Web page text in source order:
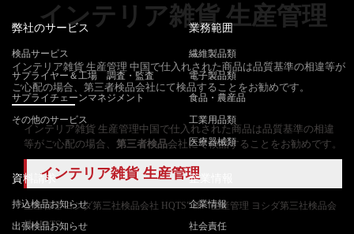
インテリア雑貨 生産管理
インテリア雑貨 生産管理 中国で仕入れされた商品は品質基準の相違等が
ご心配の場合、第三者検品会社にて検品することをお勧めです。
インテリア雑貨 生産管理中国で仕入れされた商品は品質基準の相違
等がご心配の場合、 第三者検品会社にて検品することをお勧めです。
インテリア雑貨 生産管理
生産管理 ヨシダ第三社検品会社 HQTS” alt=”生産管理 ヨシダ第三社検品会
社 HQTS
弊社のサービス
検品サービス
サプライヤー＆工場 調査・監査
サプライチェーンマネジメント
その他のサービス
業務範囲
繊維製品類
電子製品類
食品・農産品
工業用品類
医療器械類
資料請求
持込検品お知らせ
出張検品お知らせ
企業情報
企業情報
社会責任